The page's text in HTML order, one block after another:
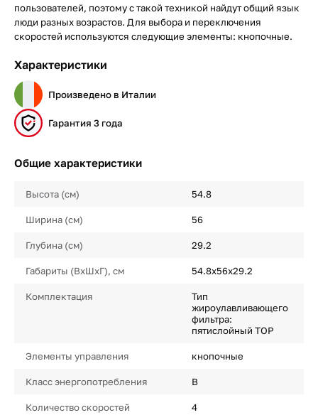
пользователей, поэтому с такой техникой найдут общий язык
люди разных возрастов. Для выбора и переключения
скоростей используются следующие элементы: кнопочные.
Характеристики
Произведено в Италии
Гарантия 3 года
Общие характеристики
Высота (см) 54.8
Ширина (см) 56
Глубина (см) 29.2
Габариты (ВхШхГ), см 54.8х56х29.2
Комплектация
Тип
жироулавливающего
фильтра:
пятислойный TOP
Элементы управления кнопочные
Класс энергопотребления B
Количество скоростей 4